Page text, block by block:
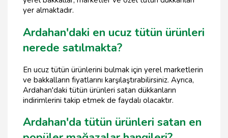
yer almaktadır.
Ardahan'daki en ucuz tütün ürünleri
nerede satılmakta?
En ucuz tütün ürünlerini bulmak için yerel marketlerin
ve bakkalların fiyatlarını karşılaştırabilirsiniz. Ayrıca,
Ardahan'daki tütün ürünleri satan dükkanların
indirimlerini takip etmek de faydalı olacaktır.
Ardahan'da tütün ürünleri satan en